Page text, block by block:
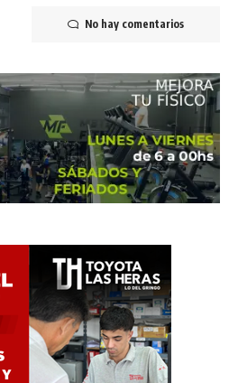
No hay comentarios